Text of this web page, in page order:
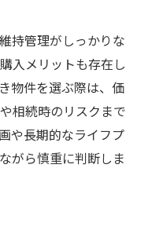
持管理がしっかりな
入メリットも存在し
物件を選ぶ際は、価
相続時のリスクまで
や長期的なライフプ
がら慎重に判断しま